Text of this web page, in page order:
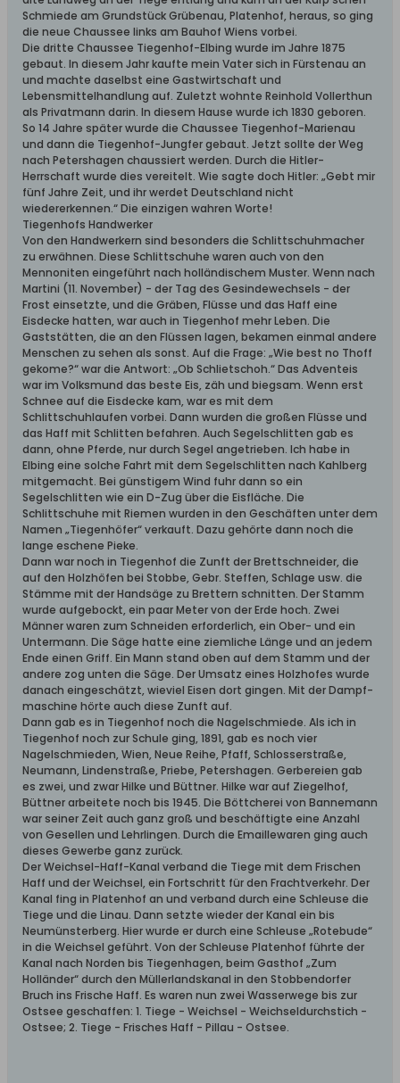
Schmiede am Grundstück Grübenau, Platenhof, heraus, so ging
die neue Chaussee links am Bauhof Wiens vorbei.
Die dritte Chaussee Tiegenhof-Elbing wurde im Jahre 1875
gebaut. In diesem Jahr kaufte mein Vater sich in Fürstenau an
und machte daselbst eine Gastwirtschaft und
Lebensmittelhandlung auf. Zuletzt wohnte Reinhold Vollerthun
als Privatmann darin. In diesem Hause wurde ich 1830 geboren.
So 14 Jahre später wurde die Chaussee Tiegenhof-Marienau
und dann die Tiegenhof-Jungfer gebaut. Jetzt sollte der Weg
nach Petershagen chaussiert werden. Durch die Hitler-
Herrschaft wurde dies vereitelt. Wie sagte doch Hitler: „Gebt mir
fünf Jahre Zeit, und ihr werdet Deutschland nicht
wiedererkennen.“ Die einzigen wahren Worte!
Tiegenhofs Handwerker
Von den Handwerkern sind besonders die Schlittschuhmacher
zu erwähnen. Diese Schlittschuhe waren auch von den
Mennoniten eingeführt nach holländischem Muster. Wenn nach
Martini (11. November) - der Tag des Gesindewechsels - der
Frost einsetzte, und die Gräben, Flüsse und das Haff eine
Eisdecke hatten, war auch in Tiegenhof mehr Leben. Die
Gaststätten, die an den Flüssen lagen, bekamen einmal andere
Menschen zu sehen als sonst. Auf die Frage: „Wie best no Thoff
gekome?“ war die Antwort: „Ob Schlietschoh.“ Das Adventeis
war im Volksmund das beste Eis, zäh und biegsam. Wenn erst
Schnee auf die Eisdecke kam, war es mit dem
Schlittschuhlaufen vorbei. Dann wurden die großen Flüsse und
das Haff mit Schlitten befahren. Auch Segelschlitten gab es
dann, ohne Pferde, nur durch Segel angetrieben. Ich habe in
Elbing eine solche Fahrt mit dem Segelschlitten nach Kahlberg
mitgemacht. Bei günstigem Wind fuhr dann so ein
Segelschlitten wie ein D-Zug über die Eisfläche. Die
Schlittschuhe mit Riemen wurden in den Geschäften unter dem
Namen „Tiegenhöfer“ verkauft. Dazu gehörte dann noch die
lange eschene Pieke.
Dann war noch in Tiegenhof die Zunft der Brettschneider, die
auf den Holzhöfen bei Stobbe, Gebr. Steffen, Schlage usw. die
Stämme mit der Handsäge zu Brettern schnitten. Der Stamm
wurde aufgebockt, ein paar Meter von der Erde hoch. Zwei
Männer waren zum Schneiden erforderlich, ein Ober- und ein
Untermann. Die Säge hatte eine ziemliche Länge und an jedem
Ende einen Griff. Ein Mann stand oben auf dem Stamm und der
andere zog unten die Säge. Der Umsatz eines Holzhofes wurde
danach eingeschätzt, wieviel Eisen dort gingen. Mit der Dampf-
maschine hörte auch diese Zunft auf.
Dann gab es in Tiegenhof noch die Nagelschmiede. Als ich in
Tiegenhof noch zur Schule ging, 1891, gab es noch vier
Nagelschmieden, Wien, Neue Reihe, Pfaff, Schlosserstraße,
Neumann, Lindenstraße, Priebe, Petershagen. Gerbereien gab
es zwei, und zwar Hilke und Büttner. Hilke war auf Ziegelhof,
Büttner arbeitete noch bis 1945. Die Böttcherei von Bannemann
war seiner Zeit auch ganz groß und beschäftigte eine Anzahl
von Gesellen und Lehrlingen. Durch die Emaillewaren ging auch
dieses Gewerbe ganz zurück.
Der Weichsel-Haff-Kanal verband die Tiege mit dem Frischen
Haff und der Weichsel, ein Fortschritt für den Frachtverkehr. Der
Kanal fing in Platenhof an und verband durch eine Schleuse die
Tiege und die Linau. Dann setzte wieder der Kanal ein bis
Neumünsterberg. Hier wurde er durch eine Schleuse „Rotebude“
in die Weichsel geführt. Von der Schleuse Platenhof führte der
Kanal nach Norden bis Tiegenhagen, beim Gasthof „Zum
Holländer“ durch den Müllerlandskanal in den Stobbendorfer
Bruch ins Frische Haff. Es waren nun zwei Wasserwege bis zur
Ostsee geschaffen: 1. Tiege - Weichsel - Weichseldurchstich -
Ostsee; 2. Tiege - Frisches Haff - Pillau - Ostsee.